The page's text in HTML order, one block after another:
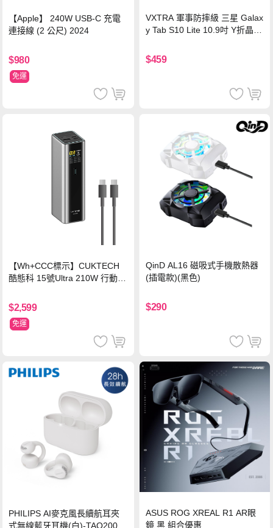
【Apple】 240W USB-C 充電
連接線 (2 公尺) 2024
$980
免運
VXTRA 軍事防摔級 三星 Galax
y Tab S10 Lite 10.9吋 Y折晶透
$459
【Wh+CCC標示】CUKTECH
酷態科 15號Ultra 210W 行動電
$2,599
免運
QinD AL16 磁吸式手機散熱器
(插電款)(黑色)
$290
PHILIPS AI麥克風長續航耳夾
式無線藍牙耳機(白)-TAQ2000
ASUS ROG XREAL R1 AR眼
鏡 黑 組合優惠